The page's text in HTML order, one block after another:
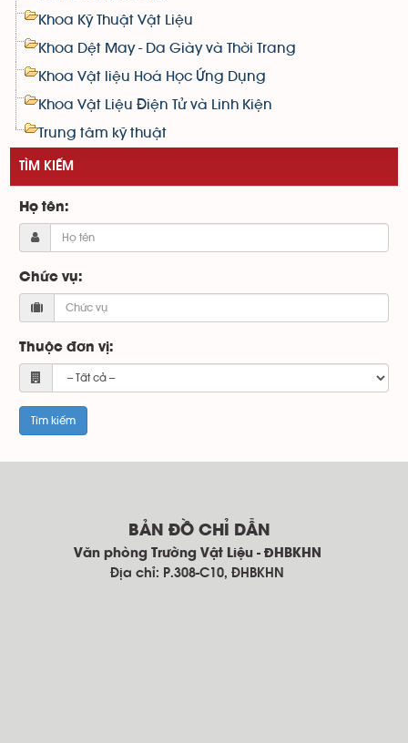
Khoa Kỹ Thuật Vật Liệu
Khoa Dệt May - Da Giày và Thời Trang
Khoa Vật liệu Hoá Học Ứng Dụng
Khoa Vật Liệu Điện Tử và Linh Kiện
Trung tâm kỹ thuật
TÌM KIẾM
Họ tên:
Chức vụ:
Thuộc đơn vị:
BẢN ĐỒ CHỈ DẪN
Văn phòng Trường Vật Liệu - ĐHBKHN
Địa chỉ: P.308-C10, ĐHBKHN